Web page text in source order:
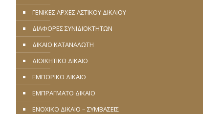
ΓΕΝΙΚΕΣ ΑΡΧΕΣ ΑΣΤΙΚΟΥ ΔΙΚΑΙΟΥ
ΔΙΑΦΟΡΕΣ ΣΥΝΙΔΙΟΚΤΗΤΩΝ
ΔΙΚΑΙΟ ΚΑΤΑΝΑΛΩΤΗ
ΔΙΟΙΚΗΤΙΚΟ ΔΙΚΑΙΟ
ΕΜΠΟΡΙΚΟ ΔΙΚΑΙΟ
ΕΜΠΡΑΓΜΑΤΟ ΔΙΚΑΙΟ
ΕΝΟΧΙΚΟ ΔΙΚΑΙΟ – ΣΥΜΒΑΣΕΙΣ